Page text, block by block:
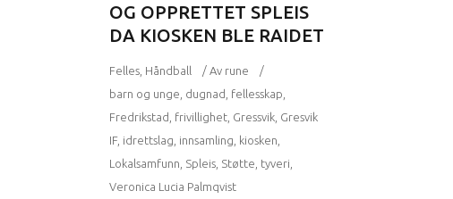
OG OPPRETTET SPLEIS
DA KIOSKEN BLE RAIDET
Felles Håndball Av rune
barn og unge dugnad fellesskap
Fredrikstad frivillighet Gressvik Gresvik
IF, idrettslag innsamling kiosken
Lokalsamfunn Spleis Støtte tyveri
Veronica Lucia Palmqvist